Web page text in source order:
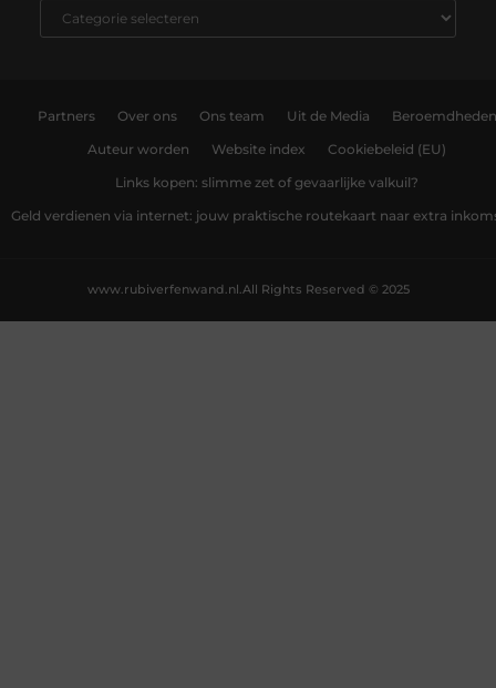
Partners Over ons Ons team Uit de Media Beroemdheden
Auteur worden Website index Cookiebeleid (EU)
Links kopen: slimme zet of gevaarlijke valkuil?
Geld verdienen via internet: jouw praktische routekaart naar extra
All Rights Reserved © 2025
www.rubiverfenwand.nl.